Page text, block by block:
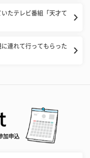
たテレビ番組「天才て
連れて行ってもらった
加申込